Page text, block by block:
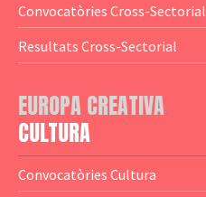
— Guies MEDIA
— Altres Guies
— Presentacions
— Estudis
— Anuaris
Convocatòries Cross-Sectorial
Resultats Cross-Sectorial
EUROPA CREATIVA
CULTURA
Convocatòries Cultura